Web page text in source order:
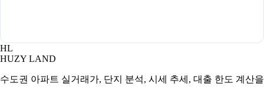
HL
HUZY LAND
수도권 아파트 실거래가, 단지 분석, 시세 추세, 대출 한도 계산을